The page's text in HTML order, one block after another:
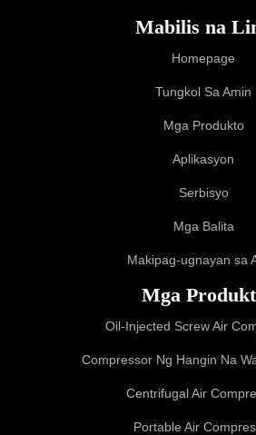
Mabilis na
Homepage
Tungkol Sa Amin
Mga Produkto
Aplikasyon
Serbisyo
Mga Balita
Makipag-ugnayan sa
Mga
Oil-Injected Screw Air
Compressor Ng Hangin Na
Centrifugal Air
Portable Air